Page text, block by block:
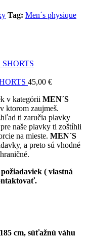
Tag: Men´s physique
45,00 €
v kategórii MEN´S
ktorom zaujmeš.
ti zaručia plavky
naše plavky ti zoštíhli
na mieste. MEN´S
a preto sú vhodné
( vlastná
cm, súťažnú váhu